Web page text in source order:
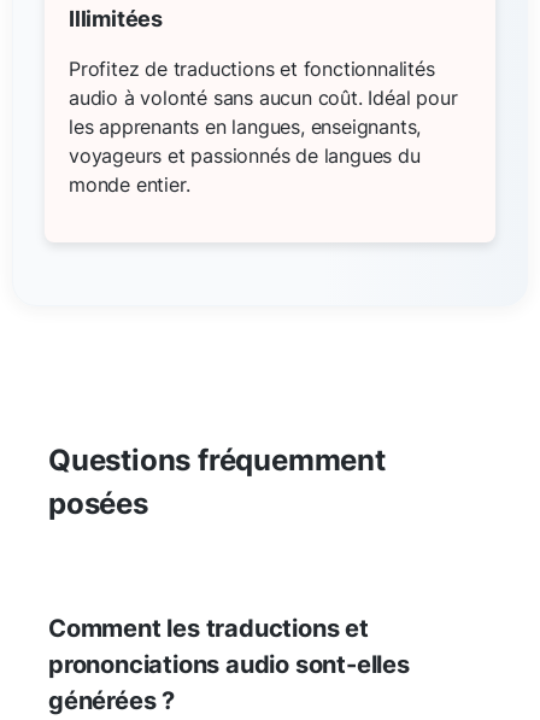
Illimitées
Profitez de traductions et fonctionnalités
audio à volonté sans aucun coût. Idéal pour
les apprenants en langues, enseignants,
voyageurs et passionnés de langues du
monde entier.
Questions fréquemment
posées
Comment les traductions et
prononciations audio sont-elles
générées ?